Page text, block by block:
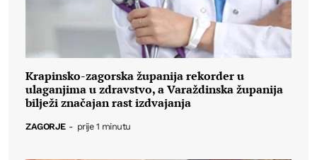
Krapinsko-zagorska županija rekorder u
ulaganjima u zdravstvo, a Varaždinska županija
bilježi značajan rast izdvajanja
ZAGORJE - prije 1 minutu